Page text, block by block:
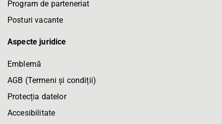
Program de parteneriat
Posturi vacante
Aspecte juridice
Emblemă
AGB (Termeni și condiții)
Protecția datelor
Accesibilitate